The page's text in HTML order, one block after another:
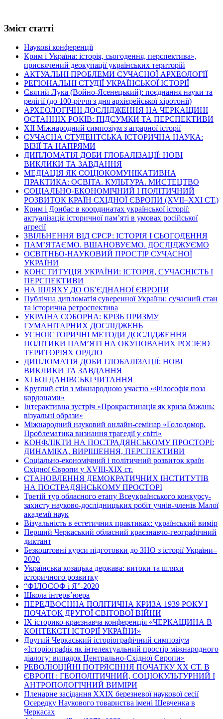
Зміст статті
Наукові конференції
Крим і Україна: історія, сьогодення, перспектива»,
присвячений деокупації українських територій
АКТУАЛЬНІ ПРОБЛЕМИ СУЧАСНОЇ АРХЕОЛОГІЇ
РЕГІОНАЛЬНІ СТУДІЇ УКРАЇНСЬКОЇ ІСТОРІЇ
Святий Лука (Войно-Ясенецький): поєднання науки та
релігії (до 100-річчя з дня архієрейської хіротонії)
АРХЕОЛОГІЧНІ ДОСЛІДЖЕННЯ НА ЧЕРКАЩИНІ
ОСТАННІХ РОКІВ: ПІДСУМКИ ТА ПЕРСПЕКТИВИ
ХІІ Міжнародний симпозіум з аграрної історії
СУЧАСНА СТУДЕНТСЬКА ІСТОРИЧНА НАУКА:
ВІЗІЇ ТА НАПРЯМИ
ДИПЛОМАТІЯ ДОБИ ГЛОБАЛІЗАЦІЇ: НОВІ
ВИКЛИКИ ТА ЗАВДАННЯ
МЕДІАЦІЯ ЯК СОЦІОКОМУНІКАТИВНА
ПРАКТИКА: ОСВІТА. КУЛЬТУРА. МИСТЕЦТВО
СОЦІАЛЬНО-ЕКОНОМІЧНИЙ І ПОЛІТИЧНИЙ
РОЗВИТОК КРАЇН СХІДНОЇ ЄВРОПИ (ХVІІ–ХХІ СТ.)
Крим і Донбас в координатах української історії:
актуалізація історичної пам’яті в умовах російської
агресії
ЗВІЛЬНЕННЯ ВІД СРСР: ІСТОРІЯ І СЬОГОДЕННЯ
ПАМ’ЯТАЄМО. ВШАНОВУЄМО. ДОСЛІДЖУЄМО
ОСВІТНЬО-НАУКОВИЙ ПРОСТІР СУЧАСНОЇ
УКРАЇНИ
КОНСТИТУЦІЯ УКРАЇНИ: ІСТОРІЯ, СУЧАСНІСТЬ І
ПЕРСПЕКТИВИ
НА ШЛЯХУ ДО ОБ’ЄДНАНОЇ ЄВРОПИ
Публічна дипломатія суверенної України: сучасний стан
та історична ретроспектива
УКРАЇНА СОБОРНА: КРІЗЬ ПРИЗМУ
ГУМАНІТАРНИХ ДОСЛІДЖЕНЬ
УСНОІСТОРИЧНІ МЕТОДИ ДОСЛІДЖЕННЯ
ПОЛІТИКИ ПАМ’ЯТІ НА ОКУПОВАНИХ РОСІЄЮ
ТЕРИТОРІЯХ ОРДЛО
ДИПЛОМАТІЯ ДОБИ ГЛОБАЛІЗАЦІЇ: НОВІ
ВИКЛИКИ ТА ЗАВДАННЯ
ХІ БОГДАНІВСЬКІ ЧИТАННЯ
Круглий стіл з міжнародною участю «Філософія поза
кордонами»
Інтерактивна зустріч «Прокрастинація як криза бажань:
візуальні образи»
Міжнародний науковий онлайн-семінар «Голодомор.
Проблематика визнання трагедії у світі»
КОНФЛІКТИ НА ПОСТРАДЯНСЬКОМУ ПРОСТОРІ:
ДИНАМІКА, ВИРІШЕННЯ, ПЕРСПЕКТИВИ
Соціально-економічний і політичний розвиток країн
Східної Європи у ХVІІІ-ХІХ ст.
СТАНОВЛЕННЯ ДЕМОКРАТИЧНИХ ІНСТИТУТІВ
НА ПОСТРАДЯНСЬКОМУ ПРОСТОРІ
Третій тур обласного етапу Всеукраїнського конкурсу-
захисту науково-дослідницьких робіт учнів-членів Малої
академії наук
Візуальність в естетичних практиках: український вимір
Перший Черкаський обласний краєзнавчо-географічний
диктант
Безкоштовні курси підготовки до ЗНО з історії України–
2020
Українська козацька держава: витоки та шляхи
історичного розвитку
“ФІЛОСОФ і Я”-2020
Школа інтерв’юера
ПЕРЕДВОЄННА ПОЛІТИЧНА КРИЗА 1939 РОКУ І
ПОЧАТОК ДРУГОЇ СВІТОВОЇ ВІЙНИ
ІХ історико-краєзнавча конференція «ЧЕРКАЩИНА В
КОНТЕКСТІ ІСТОРІЇ УКРАЇНИ»
Другий Черкаський історіографічний симпозіум
«Історіографія як інтелектуальний простір міжнародного
діалогу: випадок Центрально-Східної Європи»
РЕВОЛЮЦІЙНІ ПОТРЯСІННЯ ПОЧАТКУ ХХ СТ. В
ЄВРОПІ : ГЕОПОЛІТИЧНИЙ, СОЦІОКУЛЬТУРНИЙ І
АНТРОПОЛОГІЧНИЙ ВИМІРИ
Пленарне засідання ХХІХ березневої наукової сесії
Осередку Наукового товариства імені Шевченка в
Черкасах